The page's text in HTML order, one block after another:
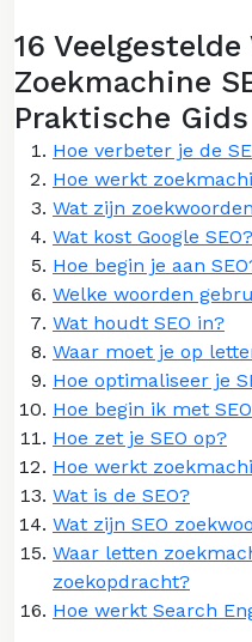
16 Veelgestelde
Zoekmachine
Praktische Gids
Hoe verbeter je de
Hoe werkt
Wat zijn
Wat kost Google SEO?
Hoe begin je aan
Welke woorden
Wat houdt SEO in?
Waar moet je op
Hoe optimaliseer je
Hoe begin ik met
Hoe zet je SEO op?
Hoe werkt
Wat is de SEO?
Wat zijn SEO
Waar letten
zoekopdracht?
Hoe werkt Search